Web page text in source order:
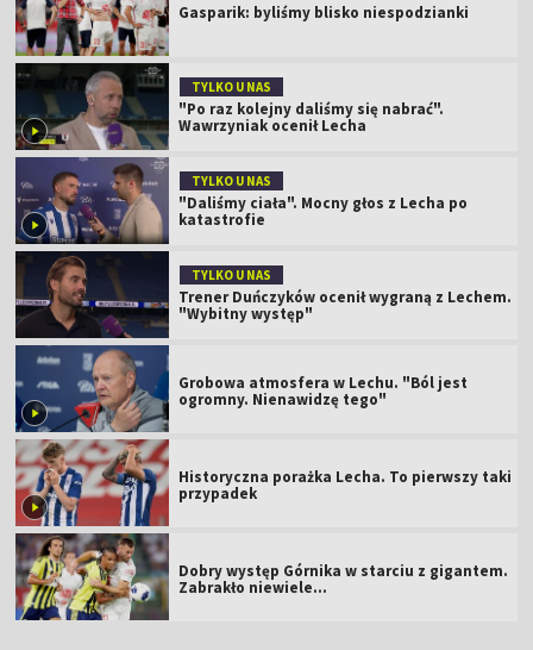
Gasparik: byliśmy blisko niespodzianki
TYLKO U NAS
"Po raz kolejny daliśmy się nabrać".
Wawrzyniak ocenił Lecha
TYLKO U NAS
"Daliśmy ciała". Mocny głos z Lecha po
katastrofie
TYLKO U NAS
Trener Duńczyków ocenił wygraną z Lechem.
"Wybitny występ"
Grobowa atmosfera w Lechu. "Ból jest
ogromny. Nienawidzę tego"
Historyczna porażka Lecha. To pierwszy taki
przypadek
Dobry występ Górnika w starciu z gigantem.
Zabrakło niewiele...